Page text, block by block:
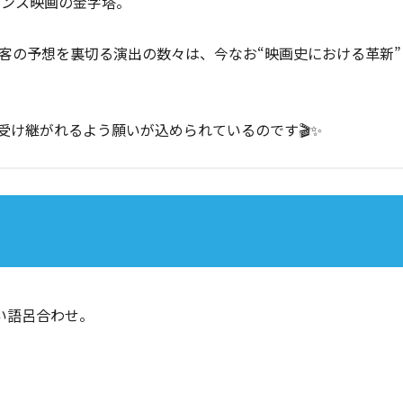
の予想を裏切る演出の数々は、今なお“映画史における革新
継がれるよう願いが込められているのです🎬✨
呂合わせ。